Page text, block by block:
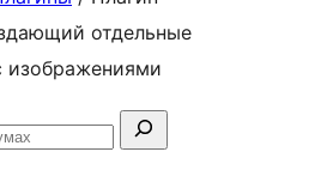
отдельные
изображениями
Искать